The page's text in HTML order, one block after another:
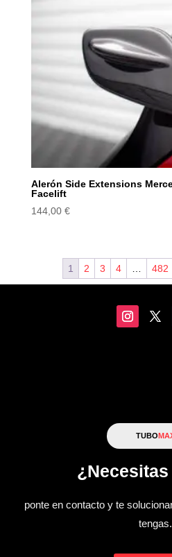
Alerón Side Extensions
Facelift
144,00 €
1 2 3 4 482
TUBO
ponte en contacto y te
tengas.